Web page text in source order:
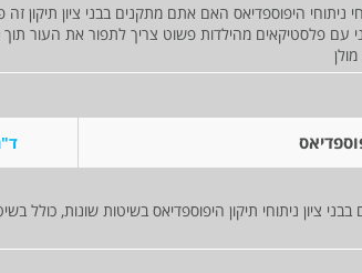
ניתוחי היפוספדיאס האם אתם מתקנים בבני ציון תיקון
עם פלסטיקאים מהילדות פשוט צריך לתפור את העור
ציון ניתוחי תיקון היפוספדיאס בשיטות שונות, כולל